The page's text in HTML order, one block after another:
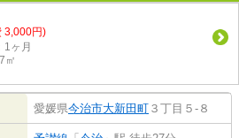
3,000円)
1ヶ月
㎡
愛媛県今治市大新田町 ３丁目５-８